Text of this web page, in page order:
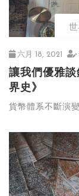
六月 18, 2021
讓我們優雅
界史》
貨幣體系不斷演